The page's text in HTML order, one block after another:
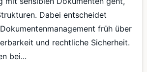
Dabei entscheidet
früh über
und rechtliche Sicherheit.
bei...